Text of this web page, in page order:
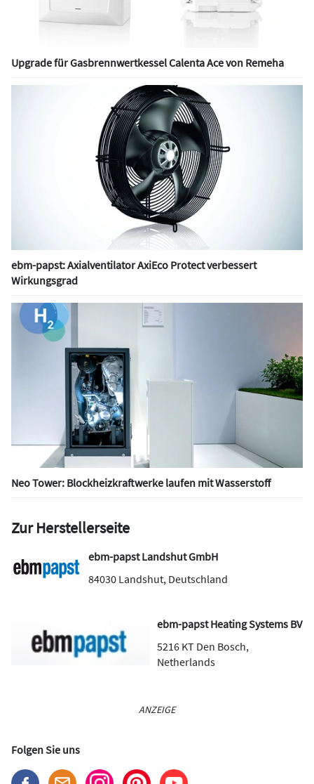
Upgrade für Gasbrennwertkessel Calenta Ace von Remeha
ebm-papst: Axialventilator AxiEco Protect verbessert
Wirkungsgrad
Neo Tower: Blockheizkraftwerke laufen mit Wasserstoff
Zur Herstellerseite
ebm-papst Landshut GmbH
84030 Landshut, Deutschland
ebm-papst Heating Systems BV
5216 KT Den Bosch,
Netherlands
ANZEIGE
Folgen Sie uns